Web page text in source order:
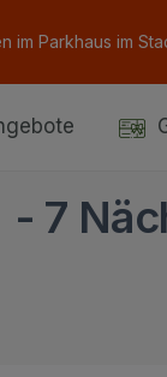
Parkhaus im
- 7